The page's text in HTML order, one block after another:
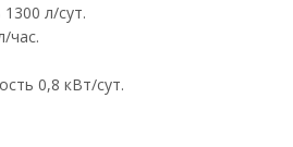
л/сут.
час.
0,8 кВт/сут.